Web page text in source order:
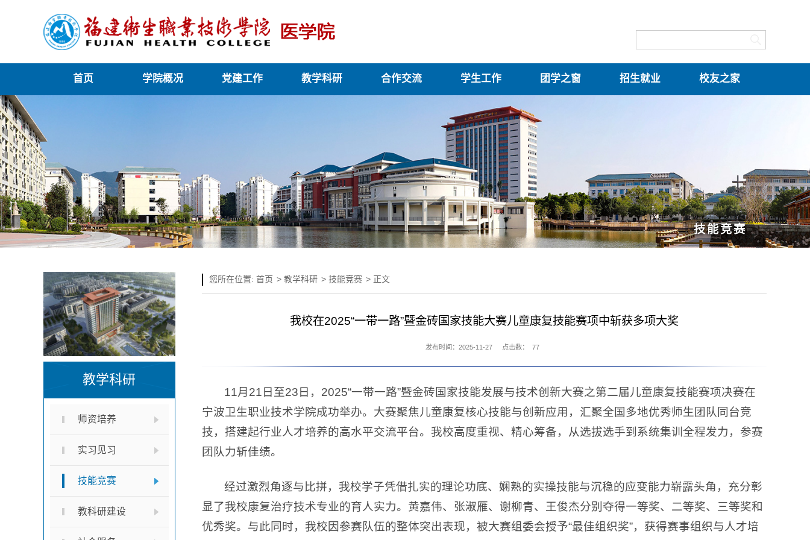
首页 学院概况 党建工作 教学科研 合作交流 学生工作 团学之窗 招生就业 校友之家
技能竞赛
教学科研
师资培养
实习见习
技能竞赛
教科研建设
您所在位置: 首页 > 教学科研 > 技能竞赛 > 正文
我校在2025“一带一路”暨金砖国家技能大赛儿童康复技能赛项中斩获多项大奖
发布时间：2025-11-27 点击数： 77
11月21日至23日，2025“一带一路”暨金砖国家技能发展与技术创新大赛之第二届儿童康复技能赛项决赛在
宁波卫生职业技术学院成功举办。大赛聚焦儿童康复核心技能与创新应用，汇聚全国多地优秀师生团队同台竞
技，搭建起行业人才培养的高水平交流平台。我校高度重视、精心筹备，从选拔选手到系统集训全程发力，参赛
团队力斩佳绩。
经过激烈角逐与比拼，我校学子凭借扎实的理论功底、娴熟的实操技能与沉稳的应变能力崭露头角，充分彰
显了我校康复治疗技术专业的育人实力。黄嘉伟、张淑雁、谢柳青、王俊杰分别夺得一等奖、二等奖、三等奖和
优秀奖。与此同时，我校因参赛队伍的整体突出表现，被大赛组委会授予“最佳组织奖”，获得赛事组织与人才培